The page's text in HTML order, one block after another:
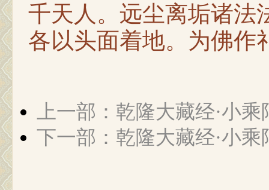
千天人。远尘离垢诸法
各以头面着地。为佛作
上一部：乾隆大藏经·小
下一部：乾隆大藏经·小